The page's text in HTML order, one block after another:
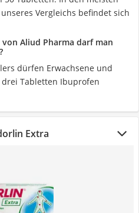
Vergleichs befindet sich
Aliud Pharma darf man
dürfen Erwachsene und
Tabletten Ibuprofen
Extra